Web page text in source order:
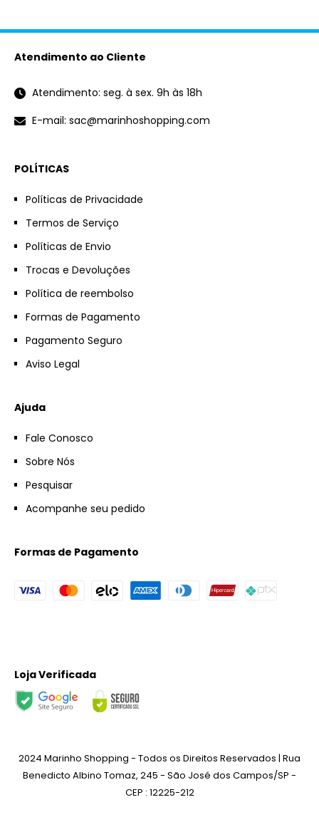
Atendimento ao Cliente
Atendimento: seg. à sex. 9h às 18h
E-mail: sac@marinhoshopping.com
POLÍTICAS
Políticas de Privacidade
Termos de Serviço
Políticas de Envio
Trocas e Devoluções
Política de reembolso
Formas de Pagamento
Pagamento Seguro
Aviso Legal
Ajuda
Fale Conosco
Sobre Nós
Pesquisar
Acompanhe seu pedido
Formas de Pagamento
Loja Verificada
2024 Marinho Shopping - Todos os Direitos Reservados | Rua
Benedicto Albino Tomaz, 245 - São José dos Campos/SP -
CEP : 12225-212